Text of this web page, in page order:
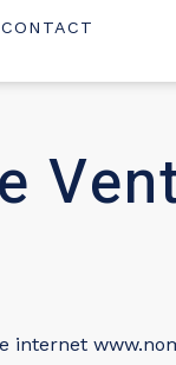
CONTACT
internet